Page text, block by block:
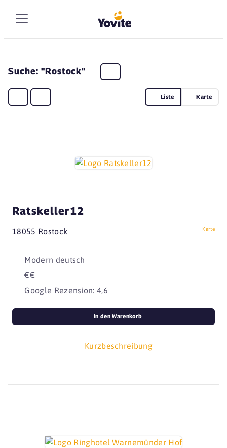
Suche: "Rostock"
Liste Karte
Ratskeller12
18055 Rostock Karte
Modern deutsch
€€
Google Rezension: 4,6
Kurzbeschreibung
in den Warenkorb